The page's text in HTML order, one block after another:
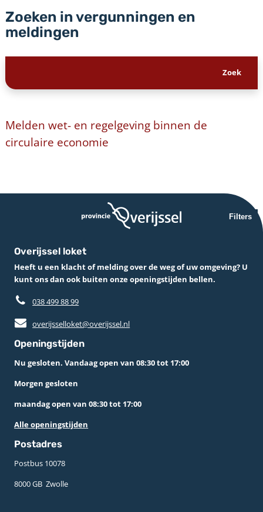
Zoeken in vergunningen en
meldingen
Melden wet- en regelgeving binnen de
circulaire economie
Filters
Overijssel loket
Heeft u een klacht of melding over de weg of uw omgeving? U
kunt ons dan ook buiten onze openingstijden bellen.
038 499 88 99
overijsselloket@overijssel.nl
Openingstijden
Nu gesloten. Vandaag open van 08:30 tot 17:00
Morgen gesloten
maandag open van 08:30 tot 17:00
Alle openingstijden
Postadres
Postbus 10078 ­
8000 GB ­ Zwolle